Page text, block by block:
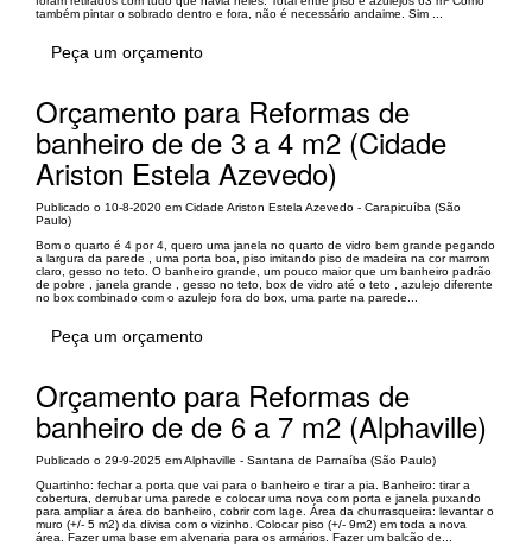
também pintar o sobrado dentro e fora, não é necessário andaime. Sim ...
Peça um orçamento
Orçamento para Reformas de
banheiro de de 3 a 4 m2 (Cidade
Ariston Estela Azevedo)
Publicado o 10-8-2020 em Cidade Ariston Estela Azevedo - Carapicuíba (São
Paulo)
Bom o quarto é 4 por 4, quero uma janela no quarto de vidro bem grande pegando
a largura da parede , uma porta boa, piso imitando piso de madeira na cor marrom
claro, gesso no teto. O banheiro grande, um pouco maior que um banheiro padrão
de pobre , janela grande , gesso no teto, box de vidro até o teto , azulejo diferente
no box combinado com o azulejo fora do box, uma parte na parede...
Peça um orçamento
Orçamento para Reformas de
banheiro de de 6 a 7 m2 (Alphaville)
Publicado o 29-9-2025 em Alphaville - Santana de Parnaíba (São Paulo)
Quartinho: fechar a porta que vai para o banheiro e tirar a pia. Banheiro: tirar a
cobertura, derrubar uma parede e colocar uma nova com porta e janela puxando
para ampliar a área do banheiro, cobrir com lage. Área da churrasqueira: levantar o
muro (+/- 5 m2) da divisa com o vizinho. Colocar piso (+/- 9m2) em toda a nova
área. Fazer uma base em alvenaria para os armários. Fazer um balcão de...